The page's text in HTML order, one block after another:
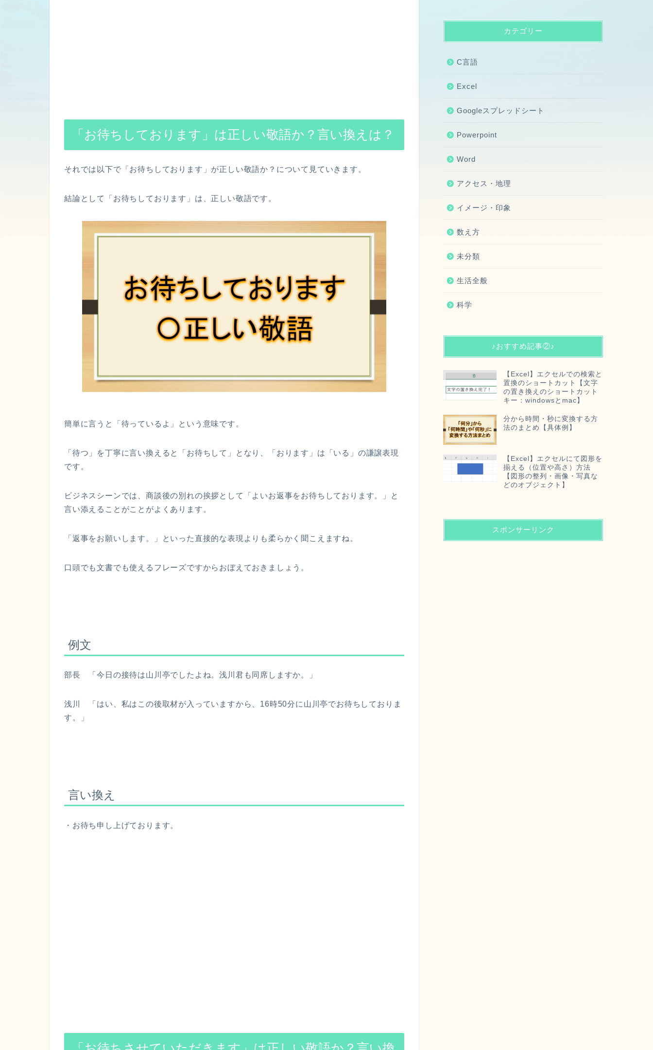
「お待ちしております」は正しい敬語か？言い換えは？
それでは以下で「お待ちしております」が正しい敬語か？について見ていきます。
結論として「お待ちしております」は、正しい敬語です。
簡単に言うと「待っているよ」という意味です。
「待つ」を丁寧に言い換えると「お待ちして」となり、「おります」は「いる」の謙譲表現
です。
ビジネスシーンでは、商談後の別れの挨拶として「よいお返事をお待ちしております。」と
言い添えることがことがよくあります。
「返事をお願いします。」といった直接的な表現よりも柔らかく聞こえますね。
口頭でも文書でも使えるフレーズですからおぼえておきましょう。
例文
部長 「今日の接待は山川亭でしたよね。浅川君も同席しますか。」
浅川 「はい、私はこの後取材が入っていますから、16時50分に山川亭でお待ちしておりま
す。」
言い換え
・お待ち申し上げております。
カテゴリー
C言語
Excel
Googleスプレッドシート
Powerpoint
Word
アクセス・地理
イメージ・印象
数え方
未分類
生活全般
科学
♪おすすめ記事②♪
【Excel】エクセルでの検索と
置換のショートカット【文字
の置き換えのショートカット
キー：windowsとmac】
分から時間・秒に変換する方
法のまとめ【具体例】
【Excel】エクセルにて図形を
揃える（位置や高さ）方法
【図形の整列・画像・写真な
どのオブジェクト】
スポンサーリンク